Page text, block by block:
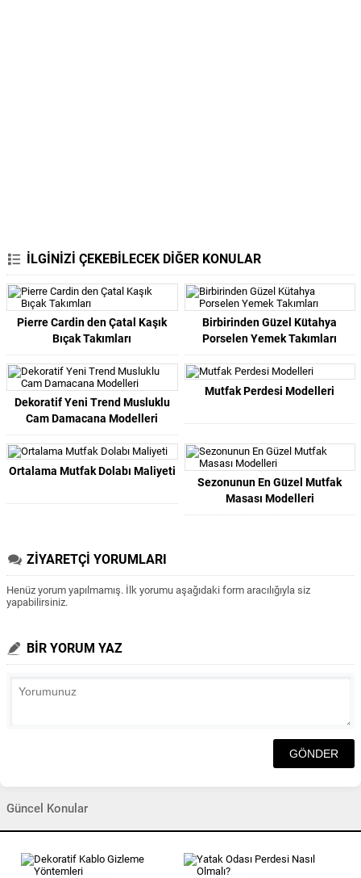
İLGİNİZİ ÇEKEBİLECEK DİĞER KONULAR
Pierre Cardin den Çatal Kaşık
Bıçak Takımları
Birbirinden Güzel Kütahya
Porselen Yemek Takımları
Dekoratif Yeni Trend Musluklu
Cam Damacana Modelleri
Mutfak Perdesi Modelleri
Ortalama Mutfak Dolabı Maliyeti
Sezonunun En Güzel Mutfak
Masası Modelleri
ZİYARETÇİ YORUMLARI
Henüz yorum yapılmamış. İlk yorumu aşağıdaki form aracılığıyla siz
yapabilirsiniz.
BİR YORUM YAZ
Güncel Konular